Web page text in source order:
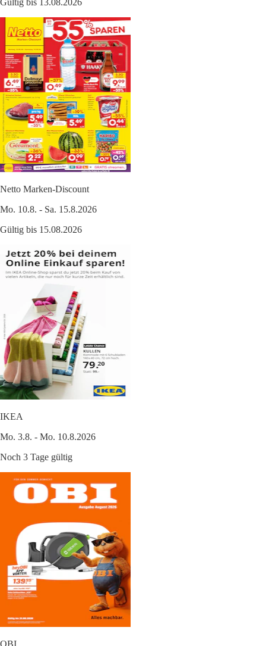
Gültig bis 13.08.2026
Netto Marken-Discount
Mo. 10.8. - Sa. 15.8.2026
Gültig bis 15.08.2026
IKEA
Mo. 3.8. - Mo. 10.8.2026
Noch 3 Tage gültig